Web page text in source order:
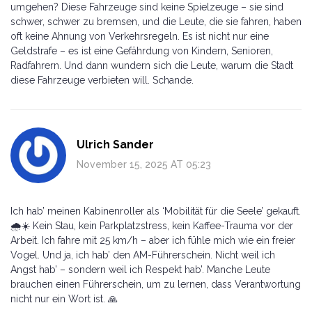
umgehen? Diese Fahrzeuge sind keine Spielzeuge – sie sind
schwer, schwer zu bremsen, und die Leute, die sie fahren, haben
oft keine Ahnung von Verkehrsregeln. Es ist nicht nur eine
Geldstrafe – es ist eine Gefährdung von Kindern, Senioren,
Radfahrern. Und dann wundern sich die Leute, warum die Stadt
diese Fahrzeuge verbieten will. Schande.
Ulrich Sander
November 15, 2025 AT 05:23
Ich hab’ meinen Kabinenroller als ‘Mobilität für die Seele’ gekauft.
🌧️☀️ Kein Stau, kein Parkplatzstress, kein Kaffee-Trauma vor der
Arbeit. Ich fahre mit 25 km/h – aber ich fühle mich wie ein freier
Vogel. Und ja, ich hab’ den AM-Führerschein. Nicht weil ich
Angst hab’ – sondern weil ich Respekt hab’. Manche Leute
brauchen einen Führerschein, um zu lernen, dass Verantwortung
nicht nur ein Wort ist. 🙏